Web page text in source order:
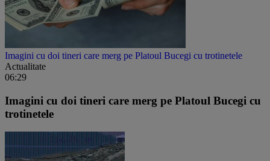
Imagini cu doi tineri care merg pe Platoul Bucegi cu trotinetele
Actualitate
06:29
Imagini cu doi tineri care merg pe Platoul Bucegi cu
trotinetele